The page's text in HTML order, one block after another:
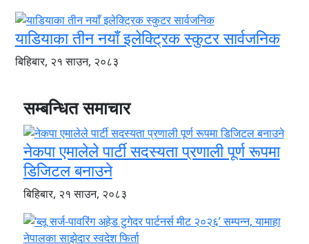
याडियाका तीन नयाँ इलेक्ट्रिक स्कुटर सार्वजनिक
बिहिबार, २१ साउन, २०८३
सम्बन्धित समाचार
नेकपा एमालेले पार्टी सदस्यता प्रणाली पूर्ण रूपमा
डिजिटल बनाउने
बिहिबार, २१ साउन, २०८३